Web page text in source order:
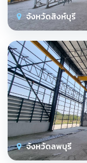
จังหวัดสิงห์บุรี
จังหวัดลพบุรี